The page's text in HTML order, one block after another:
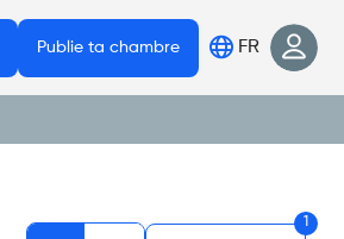
Publie ta chambre FR
1